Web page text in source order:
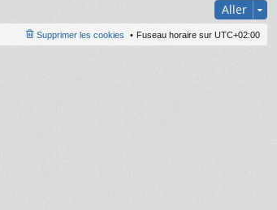
Aller
Fuseau horaire sur UTC+02:00
Supprimer les cookies